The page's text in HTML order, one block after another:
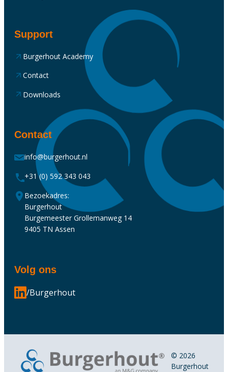
Support
Burgerhout Academy
Contact
Downloads
Contact
info@burgerhout.nl
+31 (0) 592 343 043
Bezoekadres:
Burgerhout
Burgemeester Grollemanweg 14
9405 TN Assen
Volg ons
/Burgerhout
© 2026
Burgerhout